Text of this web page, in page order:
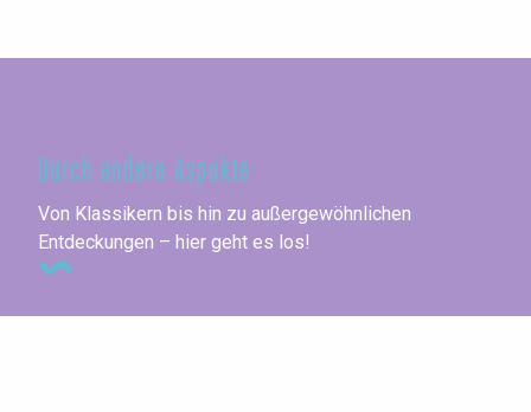
Durch andere Aspekte
Von Klassikern bis hin zu außergewöhnlichen
Entdeckungen – hier geht es los!